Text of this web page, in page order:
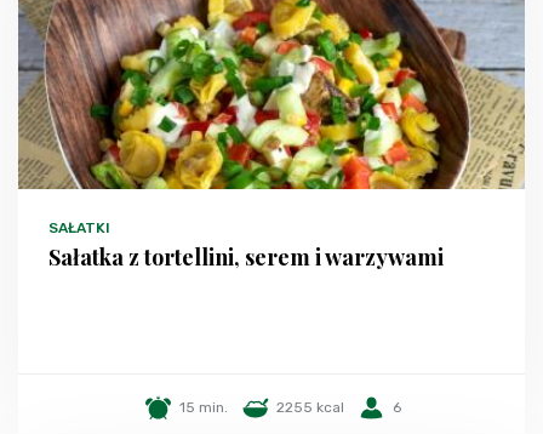
SAŁATKI
Sałatka z tortellini, serem i warzywami
15 min. 2255 kcal 6